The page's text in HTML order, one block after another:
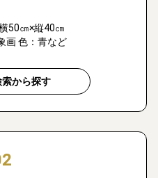
50㎝×縦40㎝
画 色：青など
から探す